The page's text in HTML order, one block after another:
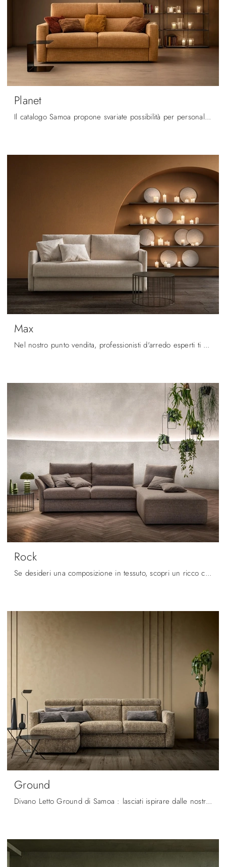
Planet
Il catalogo Samoa propone svariate possibilità per personalizzare l'ambiente all'insegna di funzionalità e estetica, mettendo al centro il tuo ...
Max
Nel nostro punto vendita, professionisti d'arredo esperti ti accompagneranno nella scelta delle più belle proposte di Salotti moderni anche rivestiti ...
Rock
Se desideri una composizione in tessuto, scopri un ricco catalogo di divani con letto di grande design.
Ground
Divano Letto Ground di Samoa : lasciati ispirare dalle nostre proposte di imbottiti moderni che possano garantire comfort, funzionalità e stile nel ...